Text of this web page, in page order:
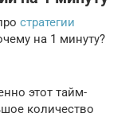
стратегии
на 1 минуту?
этот тайм-
количество